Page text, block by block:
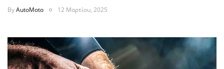
ByAutoMoto 12 Μαρτίου, 2025